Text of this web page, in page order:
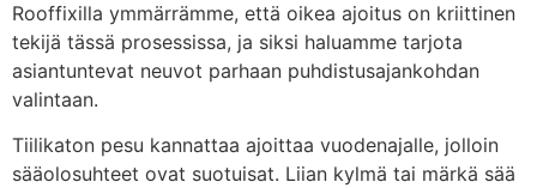
Rooffixilla ymmärrämme, että oikea ajoitus on kriittinen
tekijä tässä prosessissa, ja siksi haluamme tarjota
asiantuntevat neuvot parhaan puhdistusajankohdan
valintaan.
Tiilikaton pesu kannattaa ajoittaa vuodenajalle, jolloin
sääolosuhteet ovat suotuisat. Liian kylmä tai märkä sää